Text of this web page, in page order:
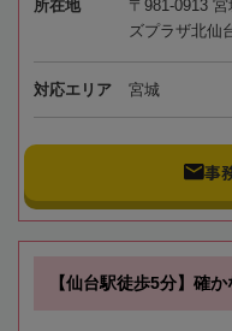
所在地
〒981-0913
ズプラザ北仙
対応エリア 宮城
事
【仙台駅徒歩5分】確